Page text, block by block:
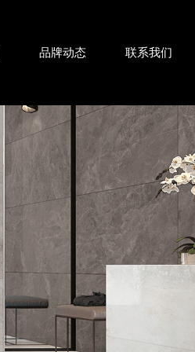
品牌动态 联系我们